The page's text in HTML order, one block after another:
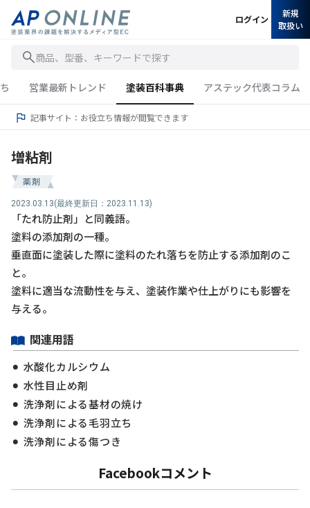
商品、型番、キーワードで探す
ログイン
新規
取扱い
営業最新トレンド 塗装百科事典 アステック代表コラム
記事サイト：お役立ち情報が閲覧できます
増粘剤
薬剤
2023.03.13(最終更新日：2023.11.13)
「たれ防止剤」と同義語。
塗料の添加剤の一種。
垂直面に塗装した際に塗料のたれ落ちを防止する添加剤のこ
と。
塗料に適当な流動性を与え、塗装作業や仕上がりにも影響を
与える。
関連用語
水酸化カルシウム
水性目止め剤
洗浄剤による基材の焼け
洗浄剤による毛羽立ち
洗浄剤による傷つき
Facebookコメント